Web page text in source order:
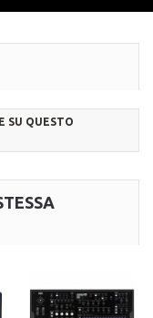
SU QUESTO